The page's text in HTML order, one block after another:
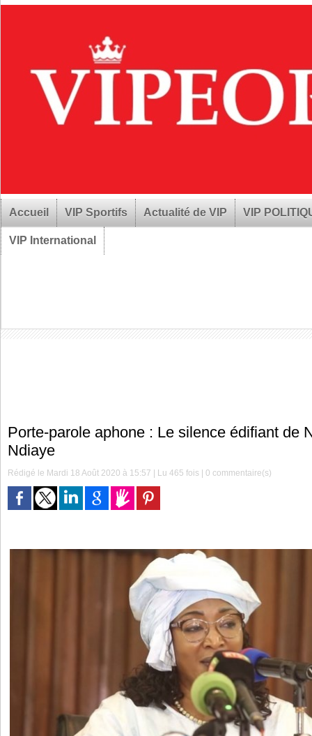
Accueil VIP Sportifs Actualité de VIP VIP
VIP International
Porte-parole aphone : Le silence édifiant de
Ndiaye
Rédigé le Mardi 18 Août 2020 à 15:57 | Lu 465 fois |0 commentaire(s)